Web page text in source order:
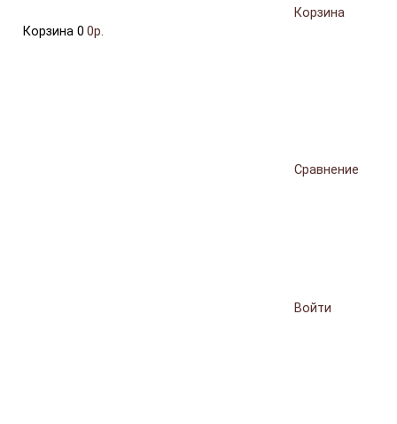
Корзина
Корзина 0 0р.
Сравнение
Войти